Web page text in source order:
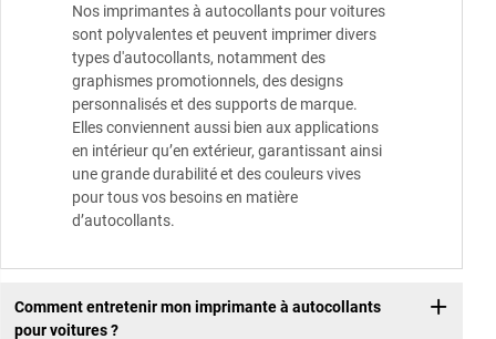
Nos imprimantes à autocollants pour voitures
sont polyvalentes et peuvent imprimer divers
types d'autocollants, notamment des
graphismes promotionnels, des designs
personnalisés et des supports de marque.
Elles conviennent aussi bien aux applications
en intérieur qu’en extérieur, garantissant ainsi
une grande durabilité et des couleurs vives
pour tous vos besoins en matière
d’autocollants.
Comment entretenir mon imprimante à autocollants
pour voitures ?